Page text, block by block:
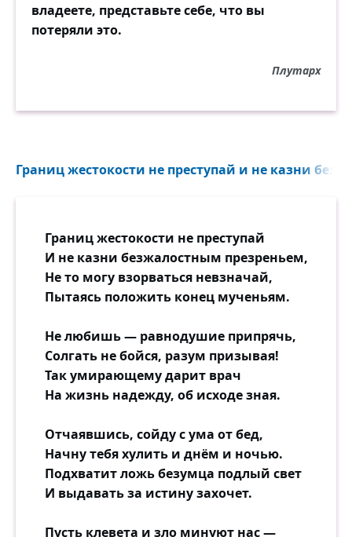
владеете, представьте себе, что вы
потеряли это.
Плутарх
Границ жестокости не преступай и не казни
Границ жестокости не преступай
И не казни безжалостным презреньем,
Не то могу взорваться невзначай,
Пытаясь положить конец мученьям.
Не любишь — равнодушие припрячь,
Солгать не бойся, разум призывая!
Так умирающему дарит врач
На жизнь надежду, об исходе зная.
Отчаявшись, сойду с ума от бед,
Начну тебя хулить и днём и ночью.
Подхватит ложь безумца подлый свет
И выдавать за истину захочет.
Пусть клевета и зло минуют нас —